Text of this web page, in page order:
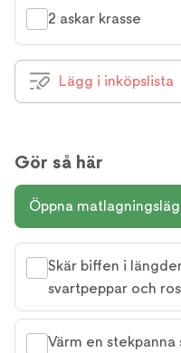
2 askar krasse
Lägg i inköpslista
Gör så här
Öppna
Skär biffen i
svartpeppar och
Värm en